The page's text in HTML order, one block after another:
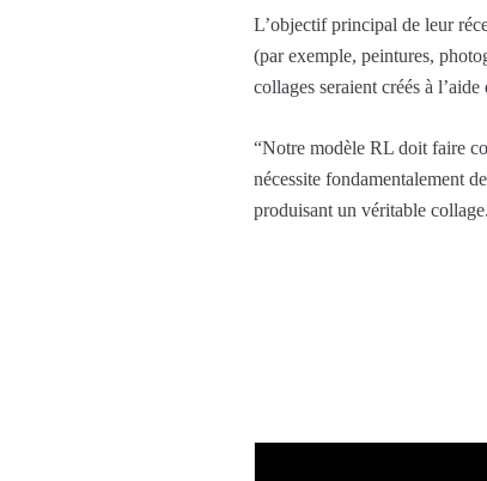
L’objectif principal de leur
(par exemple, peintures,
collages seraient créés à
“Notre modèle RL doit faire
nécessite fondamentalement
produisant un véritable